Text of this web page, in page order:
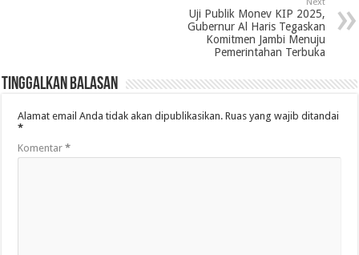
Uji Publik Monev KIP 2025,
Gubernur Al Haris Tegaskan
Komitmen Jambi Menuju
Pemerintahan Terbuka
Tinggalkan Balasan
Alamat email Anda tidak akan dipublikasikan. Ruas yang wajib ditandai
*
Komentar*